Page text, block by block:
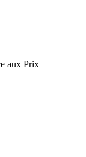
aux Prix